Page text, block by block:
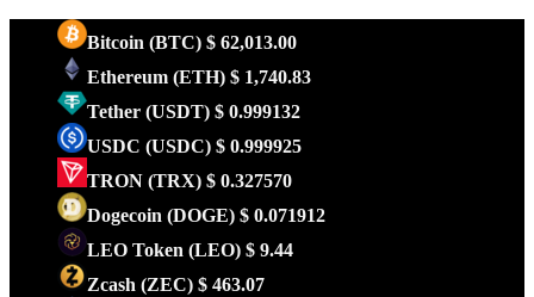
Bitcoin (BTC) $ 62,013.00
Ethereum (ETH) $ 1,740.83
Tether (USDT) $ 0.999132
USDC (USDC) $ 0.999925
TRON (TRX) $ 0.327570
Dogecoin (DOGE) $ 0.071912
LEO Token (LEO) $ 9.44
Zcash (ZEC) $ 463.07